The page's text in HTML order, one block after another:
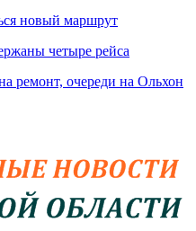
новый маршрут
четыре рейса
ремонт, очереди на Ольхон